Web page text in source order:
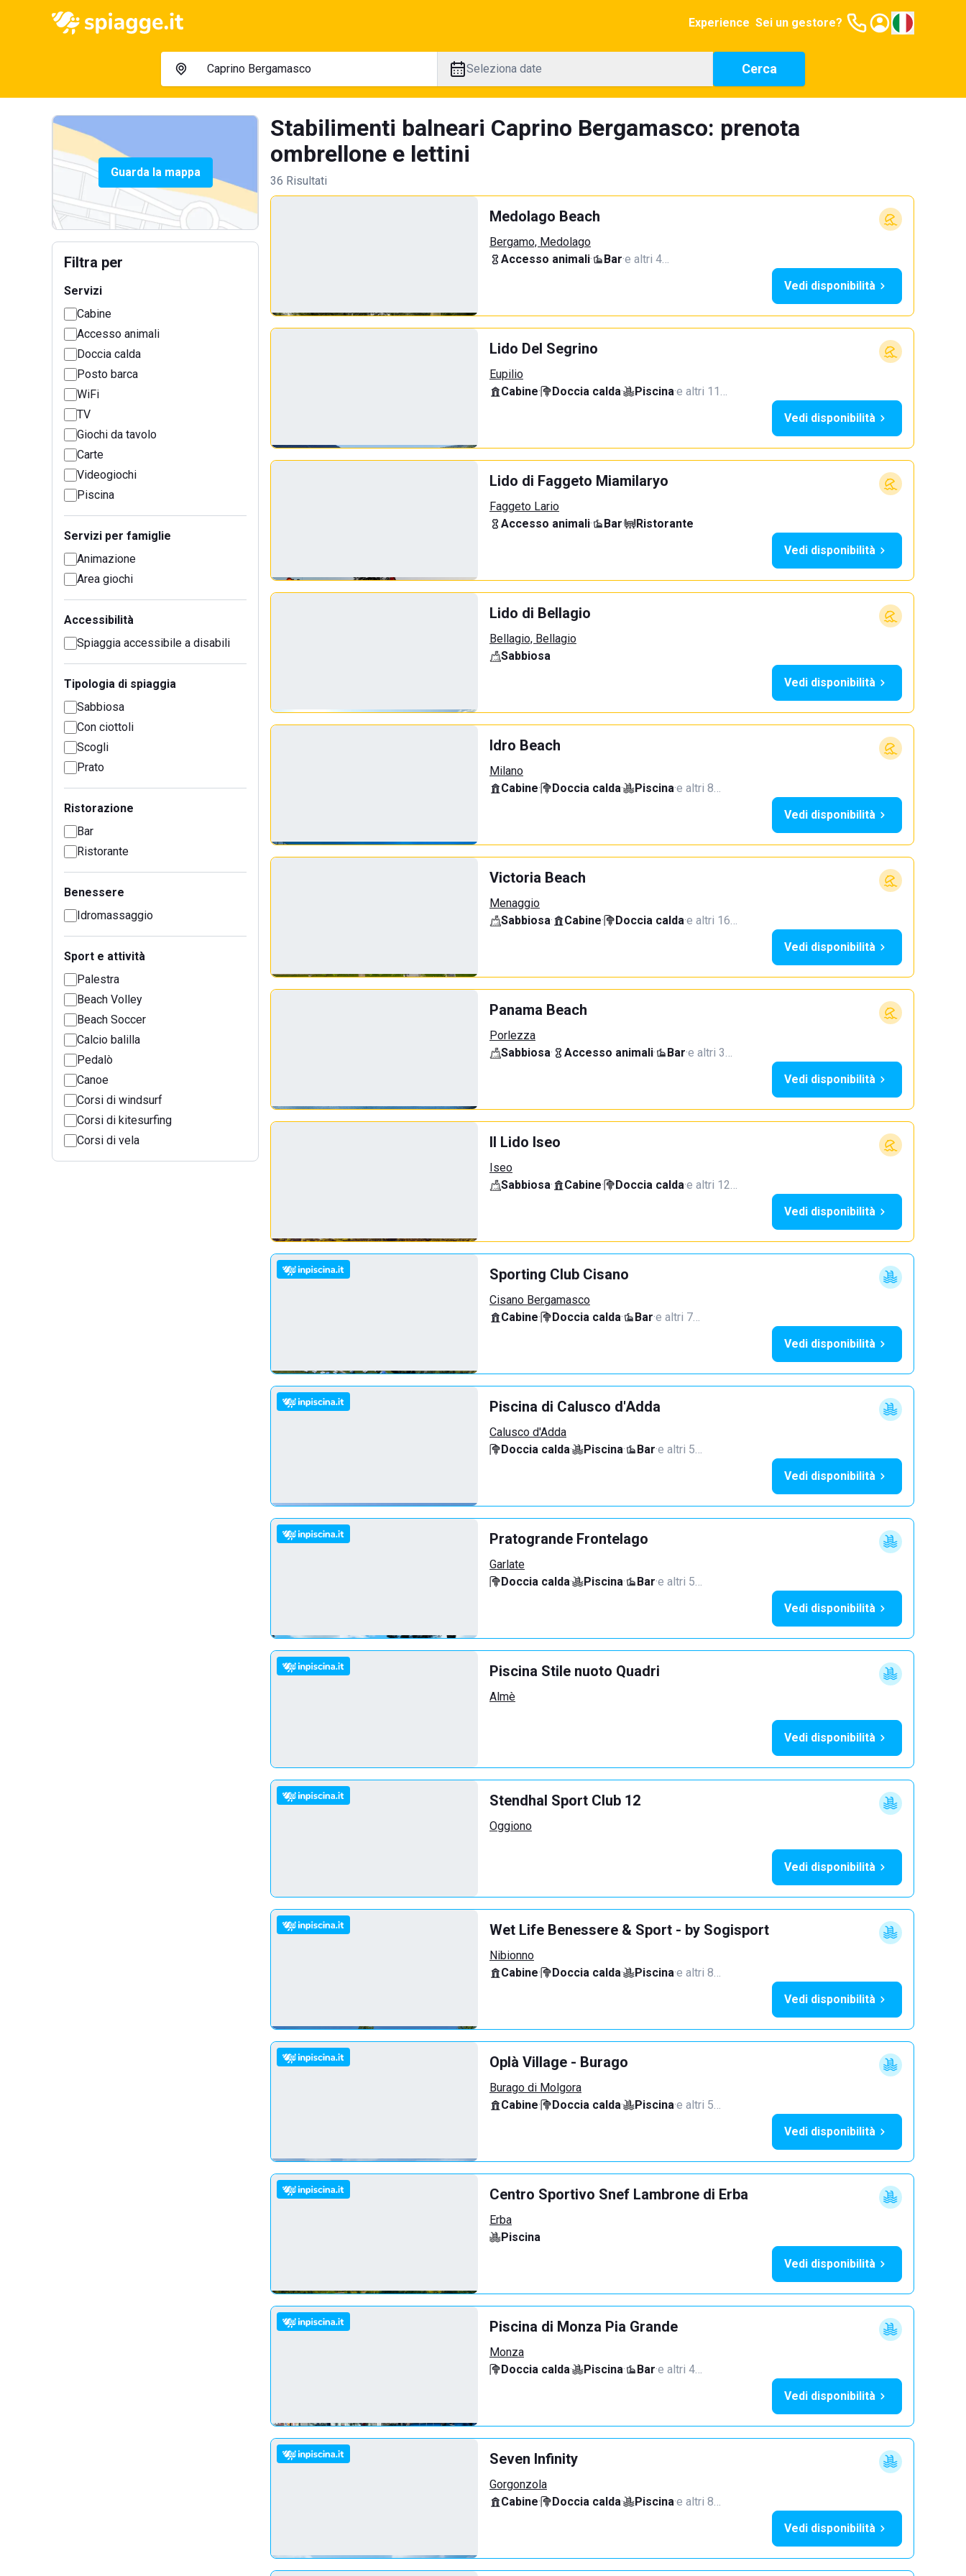
Experience Sei un gestore?
Seleziona date Cerca
Guarda la mappa
Filtra per
Servizi
Cabine
Accesso animali
Doccia calda
Posto barca
WiFi
TV
Giochi da tavolo
Carte
Videogiochi
Piscina
Servizi per famiglie
Animazione
Area giochi
Accessibilità
Spiaggia accessibile a disabili
Tipologia di spiaggia
Sabbiosa
Con ciottoli
Scogli
Prato
Ristorazione
Bar
Ristorante
Benessere
Idromassaggio
Sport e attività
Palestra
Beach Volley
Beach Soccer
Calcio balilla
Pedalò
Canoe
Corsi di windsurf
Corsi di kitesurfing
Corsi di vela
Stabilimenti balneari Caprino Bergamasco: prenota
ombrellone e lettini
36 Risultati
Medolago Beach
Bergamo, Medolago
Accesso animali· Bar·e altri 4…
Vedi disponibilità
Lido Del Segrino
Eupilio
Cabine· Doccia calda· Piscina·e altri 11…
Vedi disponibilità
Lido di Faggeto Miamilaryo
Faggeto Lario
Accesso animali· Bar·
Ristorante
Vedi disponibilità
Lido di Bellagio
Bellagio, Bellagio
Sabbiosa
Vedi disponibilità
Idro Beach
Milano
Cabine· Doccia calda· Piscina·e altri 8…
Vedi disponibilità
Victoria Beach
Menaggio
Sabbiosa· Cabine· Doccia calda·e altri 16…
Vedi disponibilità
Panama Beach
Porlezza
Sabbiosa· Accesso animali· Bar·e altri 3…
Vedi disponibilità
Il Lido Iseo
Iseo
Sabbiosa· Cabine· Doccia calda·e altri 12…
Vedi disponibilità
Sporting Club Cisano
Cisano Bergamasco
Cabine· Doccia calda· Bar·e altri 7…
Vedi disponibilità
Piscina di Calusco d'Adda
Calusco d'Adda
Doccia calda· Piscina· Bar·e altri 5…
Vedi disponibilità
Pratogrande Frontelago
Garlate
Doccia calda· Piscina· Bar·e altri 5…
Vedi disponibilità
Piscina Stile nuoto Quadri
Almè
Vedi disponibilità
Stendhal Sport Club 12
Oggiono
Vedi disponibilità
Wet Life Benessere & Sport - by Sogisport
Nibionno
Cabine· Doccia calda· Piscina·e altri 8…
Vedi disponibilità
Oplà Village - Burago
Burago di Molgora
Cabine· Doccia calda· Piscina·e altri 5…
Vedi disponibilità
Centro Sportivo Snef Lambrone di Erba
Erba
Piscina
Vedi disponibilità
Piscina di Monza Pia Grande
Monza
Doccia calda· Piscina· Bar·e altri 4…
Vedi disponibilità
Seven Infinity
Gorgonzola
Cabine· Doccia calda· Piscina·e altri 8…
Vedi disponibilità